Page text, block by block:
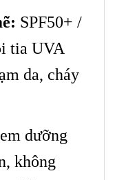
SPF50+ /
tia UVA
da, cháy
dưỡng
không